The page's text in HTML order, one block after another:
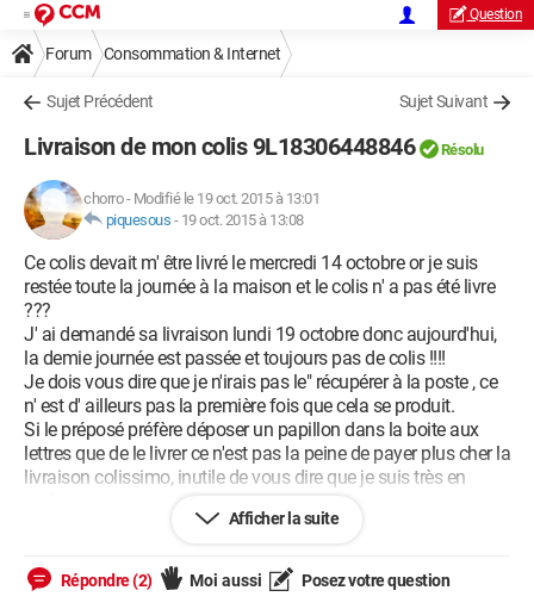
Question
Forum Consommation & Internet
Sujet Précédent Sujet Suivant
Livraison de mon colis 9L18306448846 Résolu
chorro- Modifié le 19 oct. 2015 à 13:01
piquesous - 19 oct. 2015 à 13:08
Ce colis devait m' être livré le mercredi 14 octobre or je suis
restée toute la journée à la maison et le colis n' a pas été livre
???
J' ai demandé sa livraison lundi 19 octobre donc aujourd'hui,
la demie journée est passée et toujours pas de colis !!!!
Je dois vous dire que je n'irais pas le" récupérer à la poste , ce
n' est d' ailleurs pas la première fois que cela se produit.
Si le préposé préfère déposer un papillon dans la boite aux
lettres que de le livrer ce n'est pas la peine de payer plus cher la
livraison colissimo, inutile de vous dire que je suis très en
J' espère que vous pourrez intervenir pour que mon colis me
Merci par avance, recevez mes salutations.
Mme Chorro
Afficher la suite
Répondre (2) Moi aussi Posez votre question